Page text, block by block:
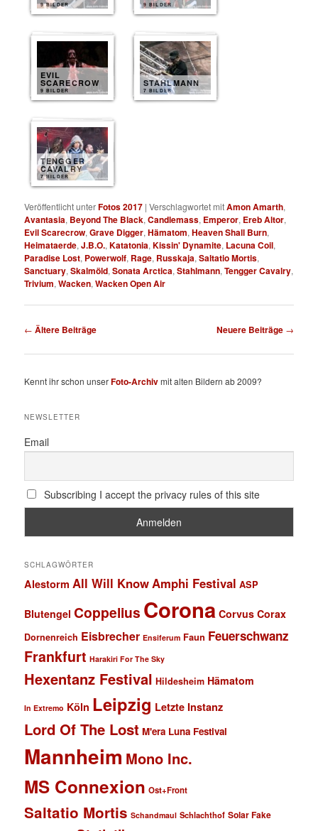
9 BILDER 9 BILDER
EVIL
SCARECROW
9 BILDER
STAHLMANN
7 BILDER
TENGGER
CAVALRY
7 BILDER
Veröffentlicht unterFotos 2017 |Verschlagwortet mitAmon Amarth,
Avantasia, Beyond The Black,Candlemass, Emperor, Ereb Altor,
Evil Scarecrow,Grave Digger,Hämatom,Heaven Shall Burn,
Heimataerde,J.B.O.,Katatonia,Kissin' Dynamite, Lacuna Coil,
Paradise Lost, Powerwolf, Rage, Russkaja,Saltatio Mortis,
Sanctuary,Skalmöld,Sonata Arctica,Stahlmann,Tengger Cavalry,
Trivium,Wacken,Wacken Open Air
Beitragsnavigation
← Ältere Beiträge Neuere Beiträge →
Kennt ihr schon unserFoto-Archivmit alten Bildern ab 2009?
NEWSLETTER
Email
Subscribing I accept the privacy rules of this site
SCHLAGWÖRTER
Alestorm All Will KnowAmphi Festival ASP
Blutengel Coppelius Corona Corvus Corax
Dornenreich Eisbrecher Ensiferum Faun Feuerschwanz
Frankfurt Harakiri For The Sky
Hexentanz Festival Hildesheim Hämatom
In Extremo Köln Leipzig Letzte Instanz
Lord Of The Lost M'era Luna Festival
Mannheim Mono Inc.
MS Connexion Ost+Front
Saltatio Mortis Schandmaul Schlachthof Solar Fake